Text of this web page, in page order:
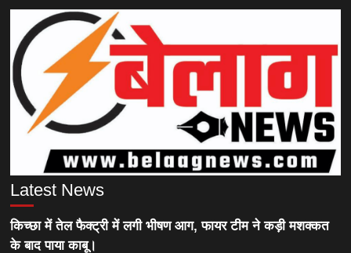
Latest News
किच्छा में तेल फैक्ट्री में लगी भीषण आग, फायर टीम ने कड़ी मशक्कत
के बाद पाया काबू।